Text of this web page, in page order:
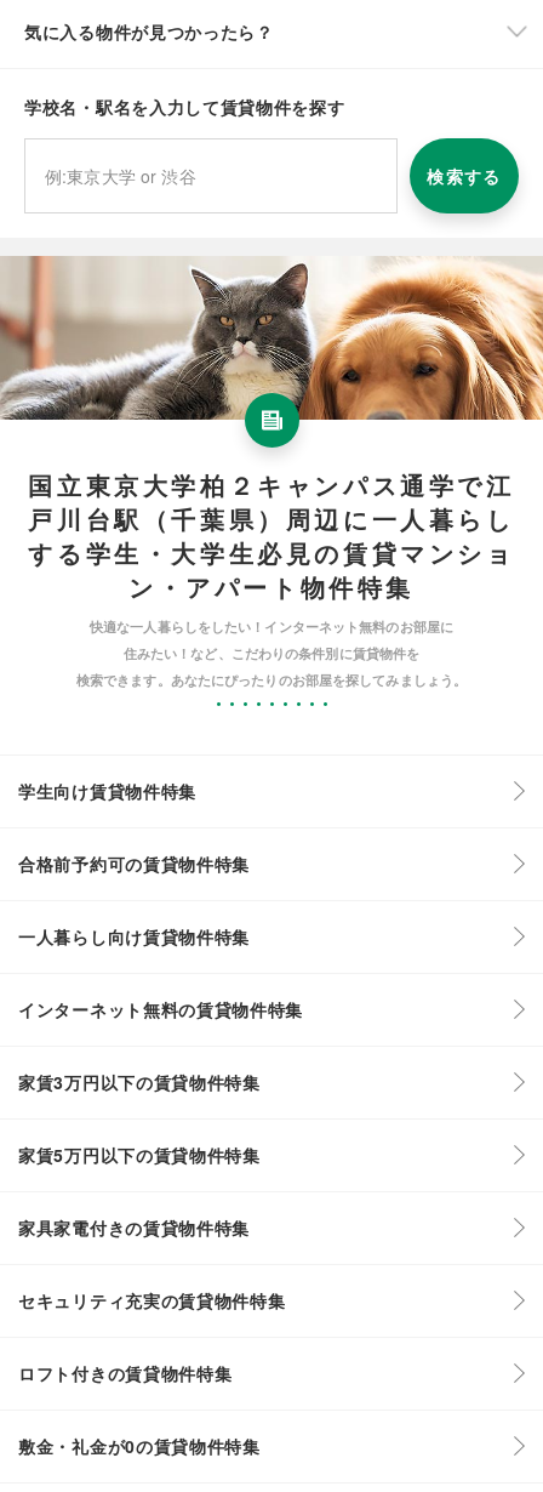
気に入る物件が見つかったら？
学校名・駅名を入力して賃貸物件を探す
検索する
国立東京大学柏２キャンパス通学で江
戸川台駅（千葉県）周辺に一人暮らし
する学生・大学生必見の賃貸マンショ
ン・アパート物件特集
快適な一人暮らしをしたい！インターネット無料のお部屋に
住みたい！など、こだわりの条件別に賃貸物件を
検索できます。あなたにぴったりのお部屋を探してみましょう。
学生向け賃貸物件特集
合格前予約可の賃貸物件特集
一人暮らし向け賃貸物件特集
インターネット無料の賃貸物件特集
家賃3万円以下の賃貸物件特集
家賃5万円以下の賃貸物件特集
家具家電付きの賃貸物件特集
セキュリティ充実の賃貸物件特集
ロフト付きの賃貸物件特集
敷金・礼金が0の賃貸物件特集